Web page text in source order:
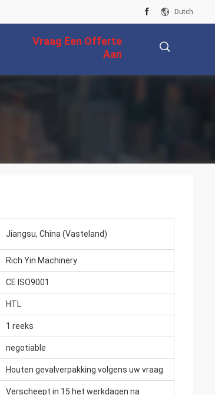
Dutch
Vraag Een Offerte
Aan
Jiangsu, China (Vasteland)
Rich Yin Machinery
CE ISO9001
HTL
1 reeks
negotiable
Houten gevalverpakking volgens uw vraag
Verscheept in 15 het werkdagen na